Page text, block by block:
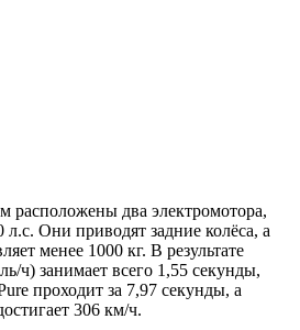
расположены два электромотора,
Они приводят задние колёса, а
менее 1000 кг. В результате
ч) занимает всего 1,55 секунды,
проходит за 7,97 секунды, а
306 км/ч.